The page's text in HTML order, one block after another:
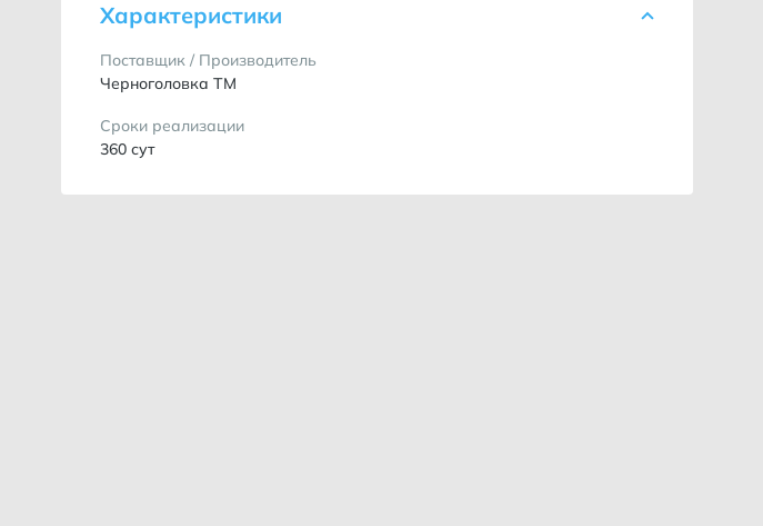
Характеристики
Поставщик / Производитель
Черноголовка ТМ
Сроки реализации
360 сут